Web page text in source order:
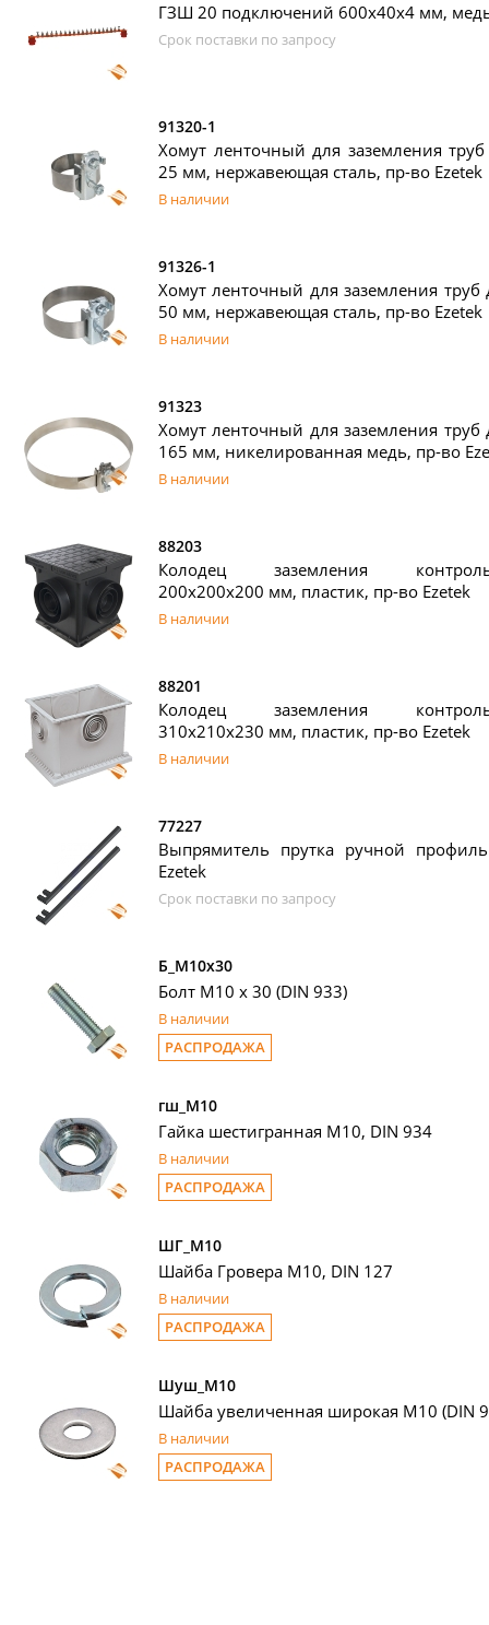
ГЗШ 20 подключений 600х40х4 мм,
Срок поставки по запросу
91320-1
Хомут ленточный для заземления
25 мм, нержавеющая сталь, пр-во Ezetek
В наличии
91326-1
Хомут ленточный для заземления
50 мм, нержавеющая сталь, пр-во Ezetek
В наличии
91323
Хомут ленточный для заземления
165 мм, никелированная медь, пр-во
В наличии
88203
Колодец заземления
200х200х200 мм, пластик, пр-во Ezetek
В наличии
88201
Колодец заземления
310х210х230 мм, пластик, пр-во Ezetek
В наличии
77227
Выпрямитель прутка ручной
Ezetek
Срок поставки по запросу
Б_М10х30
Болт М10 х 30 (DIN 933)
В наличии
РАСПРОДАЖА
гш_М10
Гайка шестигранная М10, DIN 934
В наличии
РАСПРОДАЖА
ШГ_М10
Шайба Гровера М10, DIN 127
В наличии
РАСПРОДАЖА
Шуш_М10
Шайба увеличенная широкая М10 (DIN
В наличии
РАСПРОДАЖА